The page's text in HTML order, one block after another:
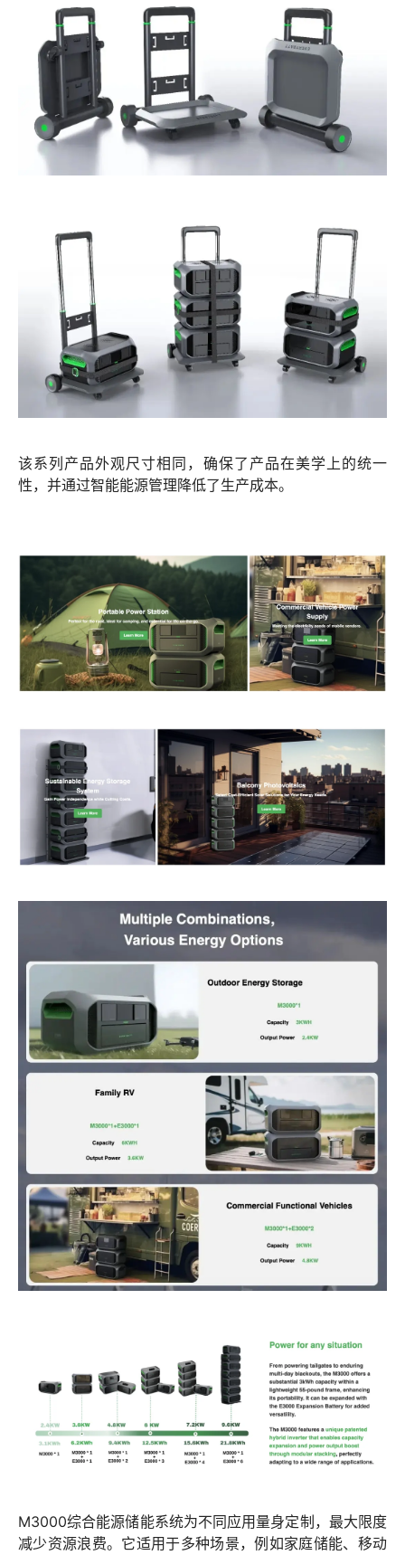
该系列产品外观尺寸相同，确保了产品在美学上的统一
性，并通过智能能源管理降低了生产成本。
M3000综合能源储能系统为不同应用量身定制，最大限度
减少资源浪费。它适用于多种场景，例如家庭储能、移动